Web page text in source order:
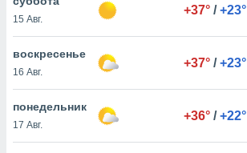
cookie
в
нашего
15 Авг.
+37° / +23°
воскресенье
16 Авг.
+37° / +23°
понедельник
17 Авг.
+36° / +22°